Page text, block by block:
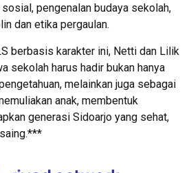
pengenalan budaya sekolah,
dan etika pergaulan.
berbasis karakter ini, Netti dan Lilik
sekolah harus hadir bukan hanya
melainkan juga sebagai
anak, membentuk
generasi Sidoarjo yang sehat,